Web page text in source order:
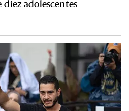
adolescentes